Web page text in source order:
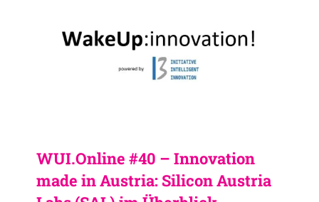
WUI.Online #40 – Innovation
made in Austria: Silicon Austria